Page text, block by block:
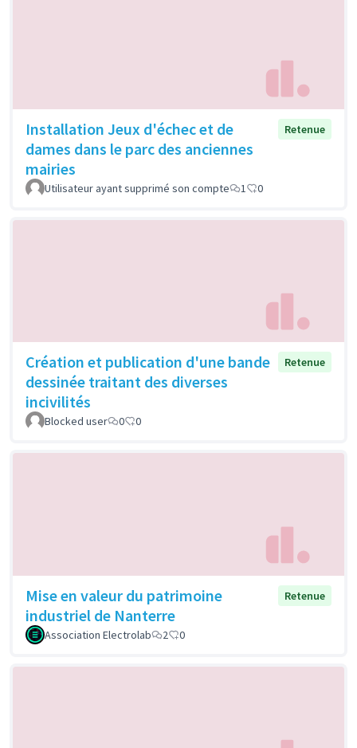
Installation Jeux d'échec et de
dames dans le parc des anciennes
mairies
Retenue
Utilisateur ayant supprimé son compte 1 0
Création et publication d'une bande
dessinée traitant des diverses
incivilités
Retenue
Blocked user 0 0
Mise en valeur du patrimoine
industriel de Nanterre
Retenue
Association Electrolab 2 0